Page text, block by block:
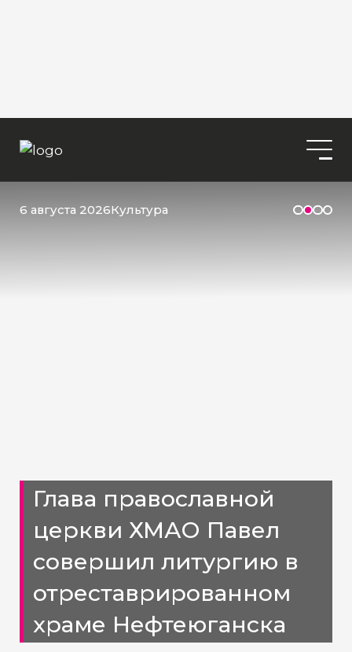
6 августа 2026Культура
Глава православной
церкви ХМАО Павел
совершил литургию в
отреставрированном
храме Нефтеюганска